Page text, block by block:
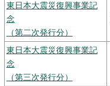
東日本大震災復興事業記
念
（第二次発行分）
東日本大震災復興事業記
念
（第三次発行分）